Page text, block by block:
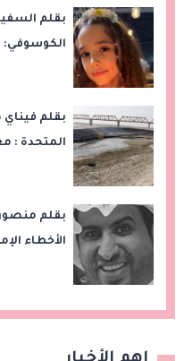
بقلم
الكوسوفي:
بقلم فيناي
المتحدة :
بقلم
الأخطاء